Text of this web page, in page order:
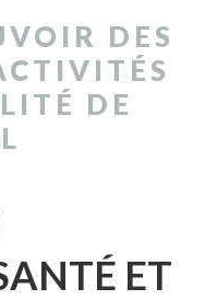
DES
DE
ET